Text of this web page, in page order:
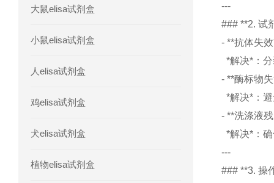
大鼠elisa试剂盒
小鼠elisa试剂盒
人elisa试剂盒
鸡elisa试剂盒
犬elisa试剂盒
植物elisa试剂盒
---
### **2. 试
- **抗体失
*解决*：
- **酶标物
*解决*：
- **洗涤液
*解决*：
---
### **3. 操